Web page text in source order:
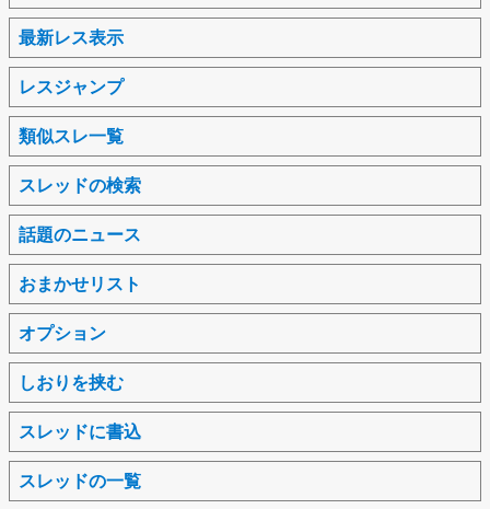
最新レス表示
レスジャンプ
類似スレ一覧
スレッドの検索
話題のニュース
おまかせリスト
オプション
しおりを挟む
スレッドに書込
スレッドの一覧